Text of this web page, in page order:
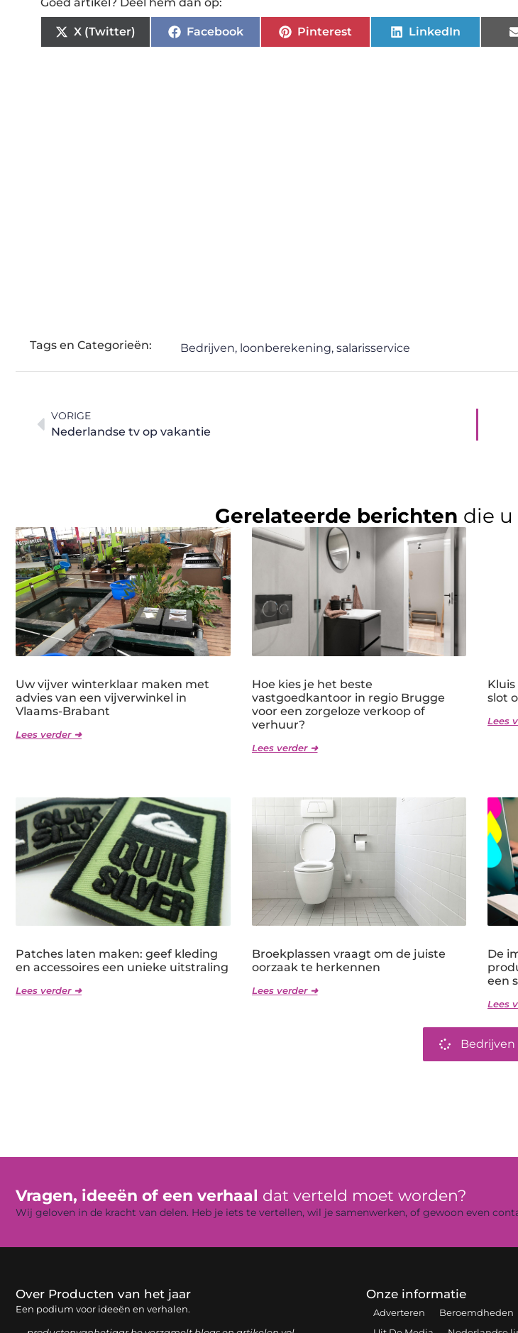
X (Twitter) Facebook Pinterest LinkedIn
Tags en Categorieën: Bedrijven, loonberekening, salarisservice
VORIGE
Nederlandse tv op vakantie
Gerelateerde berichten die
Uw vijver winterklaar maken met
advies van een vijverwinkel in
Vlaams-Brabant
Lees verder ➜
Hoe kies je het beste
vastgoedkantoor in regio Brugge
voor een zorgeloze verkoop of
verhuur?
Lees verder ➜
slot
Lees
Patches laten maken: geef kleding
en accessoires een unieke uitstraling
Lees verder ➜
Broekplassen vraagt om de juiste
oorzaak te herkennen
Lees verder ➜
De
een
Lees
Bedrijven
Vragen, ideeën of een verhaal dat verteld moet worden?
Wij geloven in de kracht van delen. Heb je iets te vertellen, wil je samenwerken, of gewoon even
Over Producten van het jaar
Een podium voor ideeën en verhalen.
Onze informatie
Adverteren Beroemdheden